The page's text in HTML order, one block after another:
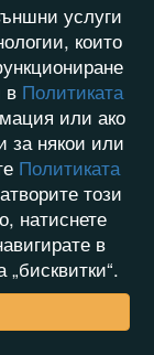
услуги
които
в Политиката
или ако
за някои или
Политиката
този
натиснете
в